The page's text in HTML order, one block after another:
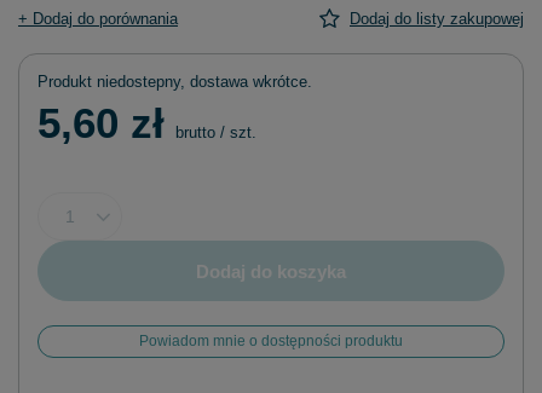
+ Dodaj do porównania Dodaj do listy zakupowej
Produkt niedostepny, dostawa wkrótce
5,60 zł brutto / szt.
Dodaj do koszyka
Powiadom mnie o dostępności produktu